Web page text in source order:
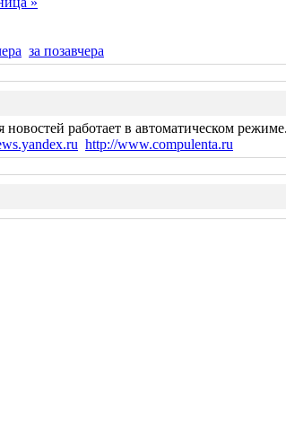
за позавчера
новостей работает в автоматическом режиме.
http://www.compulenta.ru